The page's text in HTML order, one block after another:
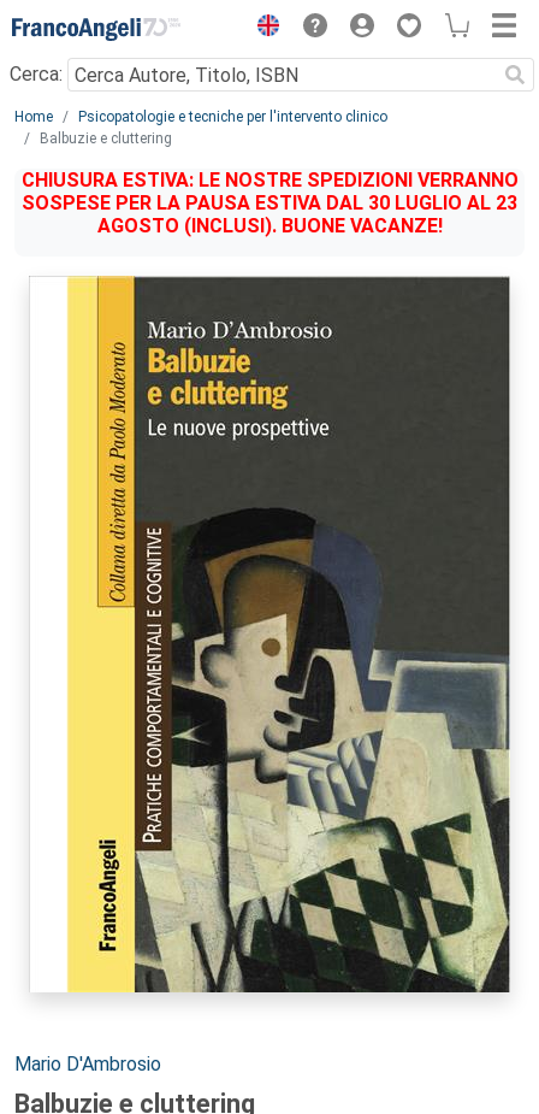
Menu
Cerca:
Main content
Home
Psicopatologie e tecniche per l'intervento clinico
Balbuzie e cluttering
CHIUSURA ESTIVA: LE NOSTRE SPEDIZIONI VERRANNO
SOSPESE PER LA PAUSA ESTIVA DAL 30 LUGLIO AL 23
AGOSTO (INCLUSI). BUONE VACANZE!
Autori:
Mario D'Ambrosio
Balbuzie e cluttering